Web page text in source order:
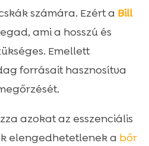
számára. Ezért a Bill
ami a hosszú és
Emellett
forrásait hasznosítva
azokat az esszenciális
elengedhetetlenek a bőr